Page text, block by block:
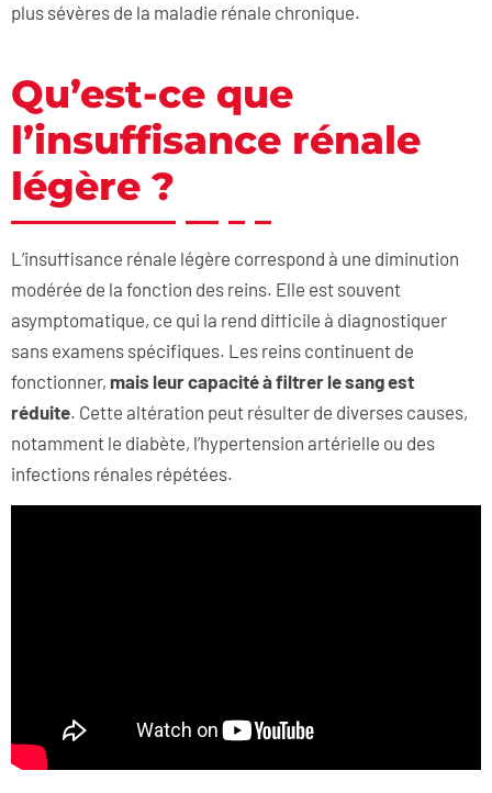
plus sévères de la maladie rénale chronique.
Qu’est-ce que
l’insuffisance rénale
légère ?
L’insuffisance rénale légère correspond à une diminution
modérée de la fonction des reins. Elle est souvent
asymptomatique, ce qui la rend difficile à diagnostiquer
sans examens spécifiques. Les reins continuent de
fonctionner, mais leur capacité à filtrer le sang est
réduite. Cette altération peut résulter de diverses causes,
notamment le diabète, l’hypertension artérielle ou des
infections rénales répétées.